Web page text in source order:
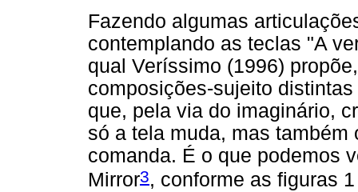
Fazendo algumas
contemplando as teclas "A
qual Veríssimo (1996)
composições-sujeito
que, pela via do imaginário,
só a tela muda, mas
comanda. É o que podemos
Mirror3, conforme as figuras